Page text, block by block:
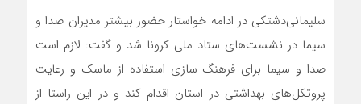
سلیمانی‌دشتکی در ادامه خواستار حضور بیشتر مدیران صدا و
سیما در نشست‌های ستاد ملی کرونا شد و گفت: لازم است
صدا و سیما برای فرهنگ سازی استفاده از ماسک و رعایت
پروتکل‌های بهداشتی در استان اقدام کند و در این راستا از